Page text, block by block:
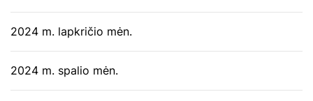
2024 m. lapkričio mėn.
2024 m. spalio mėn.